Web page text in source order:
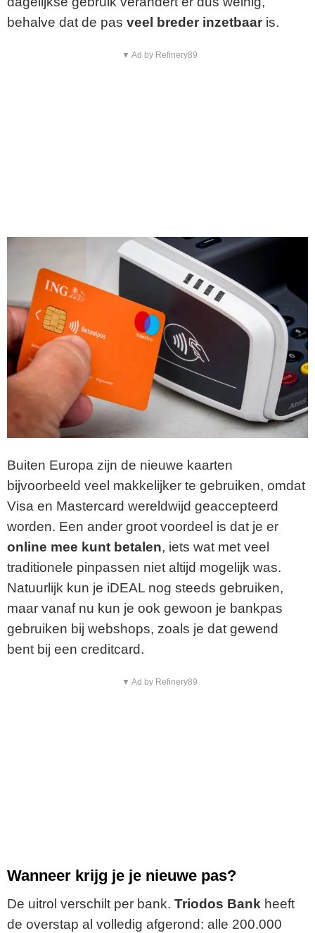
behalve dat de pas veel breder inzetbaar is.
▼ Ad by Refinery89
Buiten Europa zijn de nieuwe kaarten
bijvoorbeeld veel makkelijker te gebruiken, omdat
Visa en Mastercard wereldwijd geaccepteerd
worden. Een ander groot voordeel is dat je er
online mee kunt betalen, iets wat met veel
traditionele pinpassen niet altijd mogelijk was.
Natuurlijk kun je iDEAL nog steeds gebruiken,
maar vanaf nu kun je ook gewoon je bankpas
gebruiken bij webshops, zoals je dat gewend
bent bij een creditcard.
▼ Ad by Refinery89
Wanneer krijg je je nieuwe pas?
De uitrol verschilt per bank. Triodos Bank heeft
de overstap al volledig afgerond: alle 200.000